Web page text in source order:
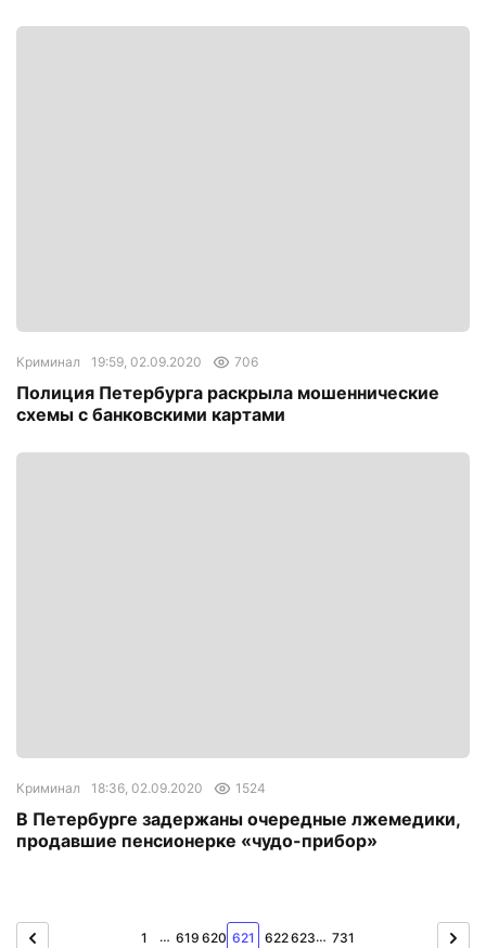
Криминал 19:59, 02.09.2020 706
Полиция Петербурга раскрыла мошеннические
схемы с банковскими картами
Криминал 18:36, 02.09.2020 1524
В Петербурге задержаны очередные лжемедики,
продавшие пенсионерке «чудо-прибор»
1 … 619 620 621 622623… 731